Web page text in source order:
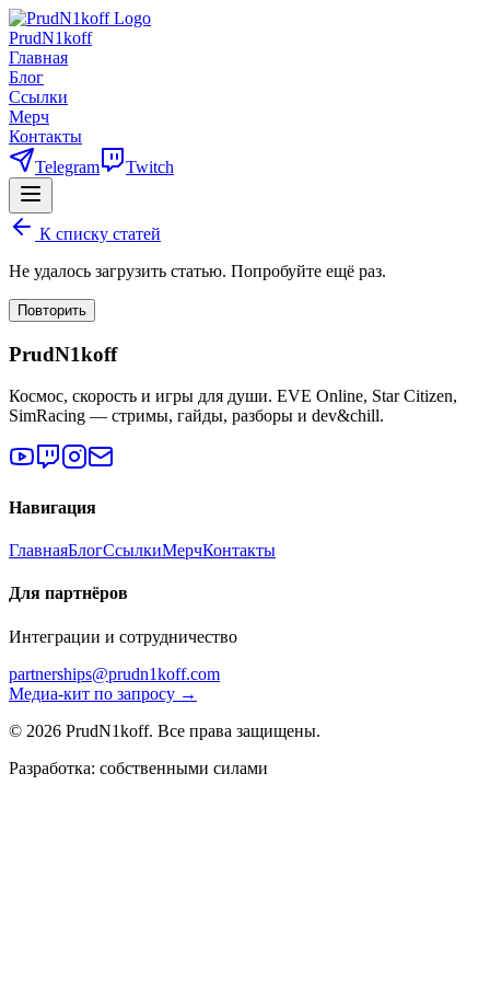
PrudN1koff
Главная
Блог
Ссылки
Мерч
Контакты
Telegram
Twitch
К списку статей
Не удалось загрузить статью. Попробуйте ещё раз.
Повторить
PrudN1koff
Космос, скорость и игры для души. EVE Online, Star Citizen,
SimRacing — стримы, гайды, разборы и dev&chill.
Навигация
ГлавнаяБлогСсылкиМерчКонтакты
Для партнёров
Интеграции и сотрудничество
partnerships@prudn1koff.com
Медиа-кит по запросу →
© 2026 PrudN1koff. Все права защищены.
Разработка: собственными силами